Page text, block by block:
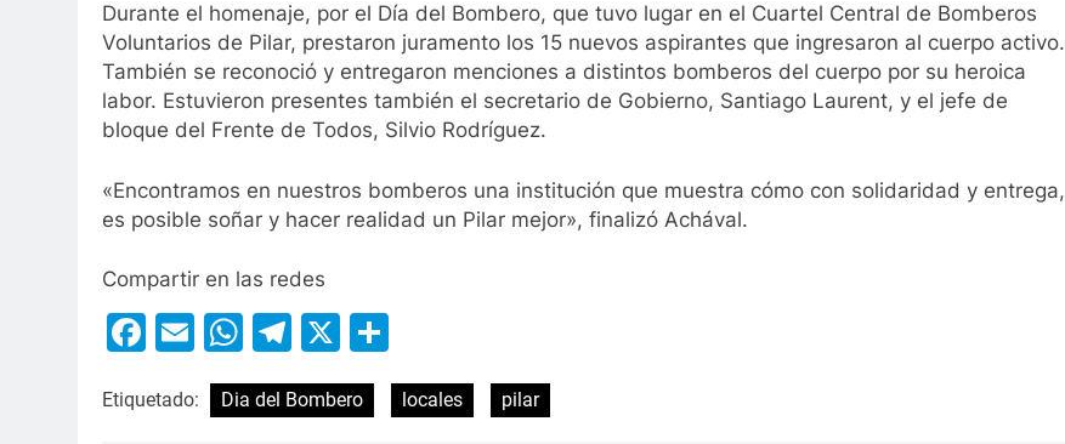
Durante el homenaje, por el Día del Bombero, que tuvo lugar en el Cuartel Central de Bomberos
Voluntarios de Pilar, prestaron juramento los 15 nuevos aspirantes que ingresaron al cuerpo activo.
También se reconoció y entregaron menciones a distintos bomberos del cuerpo por su heroica
labor. Estuvieron presentes también el secretario de Gobierno, Santiago Laurent, y el jefe de
bloque del Frente de Todos, Silvio Rodríguez.
«Encontramos en nuestros bomberos una institución que muestra cómo con solidaridad y entrega,
es posible soñar y hacer realidad un Pilar mejor», finalizó Achával.
Compartir en las redes
Facebook
EmailWhatsApp
Telegram
X
Etiquetado: Dia del Bombero locales pilar